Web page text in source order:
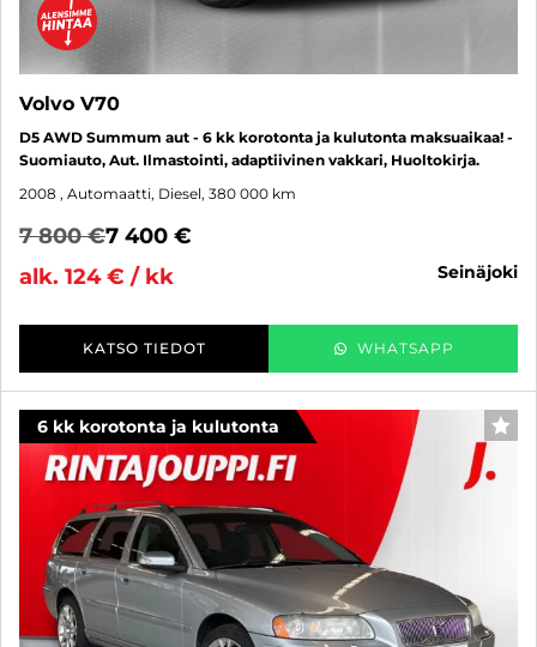
Volvo V70
D5 AWD Summum aut - 6 kk korotonta ja kulutonta maksuaikaa! -
Suomiauto, Aut. Ilmastointi, adaptiivinen vakkari, Huoltokirja.
2008 , Automaatti, Diesel, 380 000 km
7 800 €7 400 €
alk. 124 € / kk
seinäjoki
KATSO TIEDOT WHATSAPP
6 kk korotonta ja kulutonta